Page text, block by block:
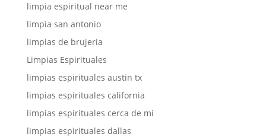
limpia espiritual near me
limpia san antonio
limpias de brujeria
Limpias Espirituales
limpias espirituales austin tx
limpias espirituales california
limpias espirituales cerca de mi
limpias espirituales dallas